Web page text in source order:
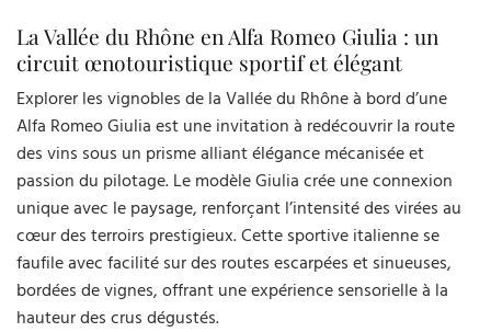
La Vallée du Rhône en Alfa Romeo Giulia : un
circuit œnotouristique sportif et élégant
Explorer les vignobles de la Vallée du Rhône à bord d’une
Alfa Romeo Giulia est une invitation à redécouvrir la route
des vins sous un prisme alliant élégance mécanisée et
passion du pilotage. Le modèle Giulia crée une connexion
unique avec le paysage, renforçant l’intensité des virées au
cœur des terroirs prestigieux. Cette sportive italienne se
faufile avec facilité sur des routes escarpées et sinueuses,
bordées de vignes, offrant une expérience sensorielle à la
hauteur des crus dégustés.